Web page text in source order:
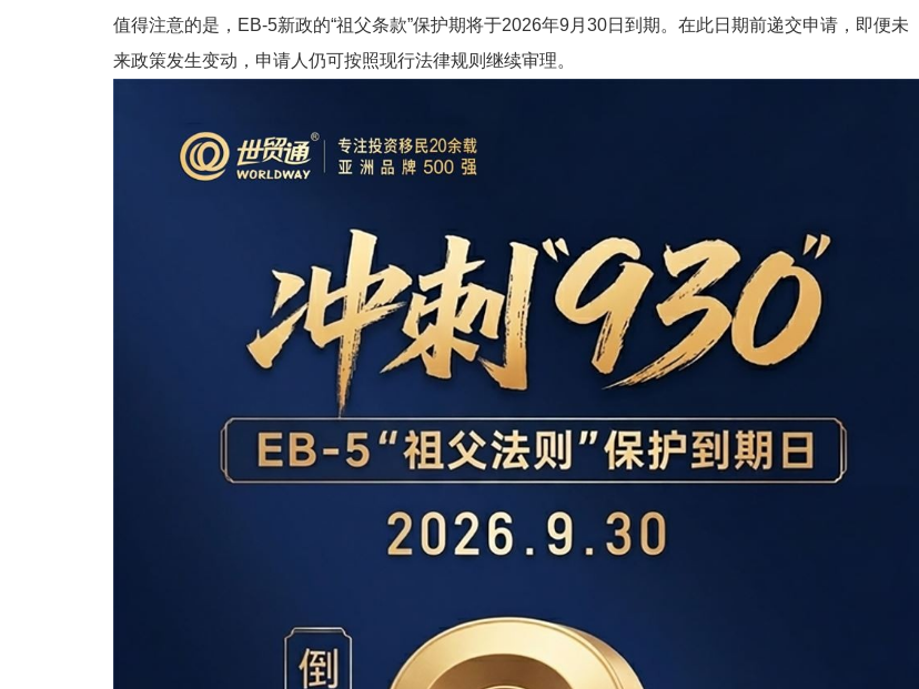
值得注意的是，EB-5新政的“祖父条款”保护期将于2026年9月30日到期。在此日期前递交申请，即便未
来政策发生变动，申请人仍可按照现行法律规则继续审理。